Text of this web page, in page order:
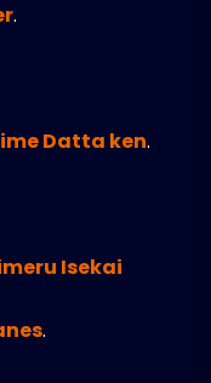
.
Datta ken.
Isekai
.